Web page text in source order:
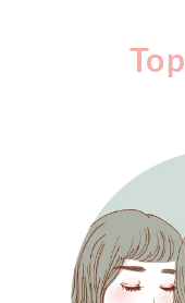
Top